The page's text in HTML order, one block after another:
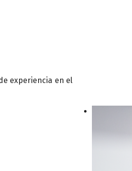
experiencia en el